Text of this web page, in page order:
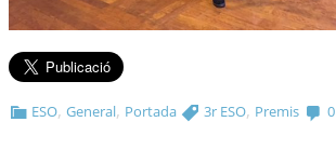
ESO,General, Portada 3r ESO, Premis 0